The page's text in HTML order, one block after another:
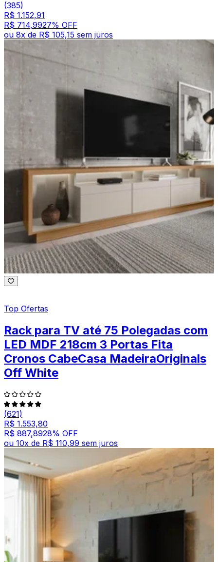
(385)
R$ 1.152,91
R$ 714,9927% OFF
ou 8x de R$ 105,15 sem juros
Top Ofertas
Rack para TV até 75 Polegadas com
LED MDF 218cm 3 Portas Fita
Cronos CabeCasa MadeiraOriginals
Off White
(621)
R$ 1.553,80
R$ 887,8928% OFF
ou 10x de R$ 110,99 sem juros